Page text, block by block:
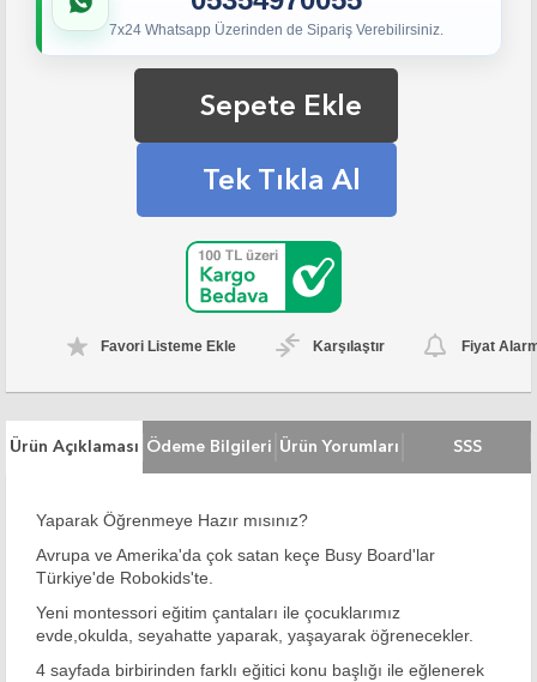
7x24 Whatsapp Üzerinden de Sipariş Verebilirsiniz.
Sepete Ekle
Tek Tıkla Al
Favori Listeme Ekle Karşılaştır Fiyat
Ürün Açıklaması Ödeme Bilgileri Ürün Yorumları SSS
Yaparak Öğrenmeye Hazır mısınız?
Avrupa ve Amerika'da çok satan keçe Busy Board'lar
Türkiye'de Robokids'te.
Yeni montessori eğitim çantaları ile çocuklarımız
evde,okulda, seyahatte yaparak, yaşayarak öğrenecekler.
4 sayfada birbirinden farklı eğitici konu başlığı ile eğlenerek